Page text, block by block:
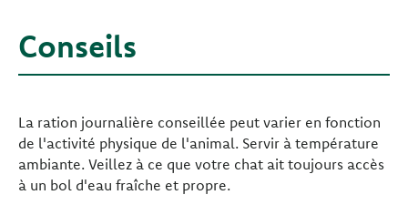
Conseils
La ration journalière conseillée peut varier en fonction
de l'activité physique de l'animal. Servir à température
ambiante. Veillez à ce que votre chat ait toujours accès
à un bol d'eau fraîche et propre.